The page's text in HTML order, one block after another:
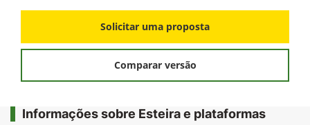
Solicitar uma proposta
Comparar versão
Informações sobre Esteira e plataformas